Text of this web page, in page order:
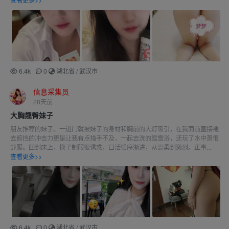
6.4k 0 湖北省/ 武汉市
信息采集员
28天前
大胸翘臀妹子
朋友推荐的妹子。一进门就被妹子的身材和胸前的大灯吸引，在我面前直接褪
去遮挡的冲击力更是让我有点措手不及，一起去洗的鸳鸯浴，还玩了水中萧很
舒服。回到床上，换了制服很诱惑，口活循序渐进，从温柔到激烈。正事...
查看更多>>
6.4k 0 湖北省 / 武汉市